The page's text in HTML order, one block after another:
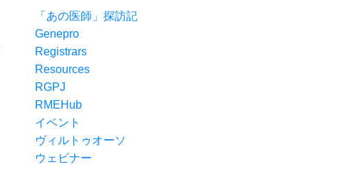
「あの医師」探訪記
Genepro
Registrars
Resources
RGPJ
RMEHub
イベント
ヴィルトゥオーソ
ウェビナー